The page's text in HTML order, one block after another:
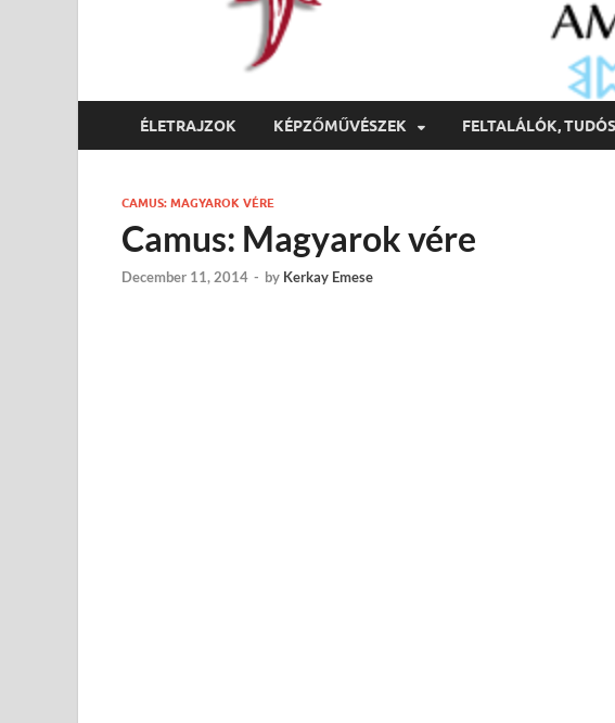
ÉLETRAJZOK KÉPZŐMŰVÉSZEK FELTALÁLÓK,
CAMUS: MAGYAROK VÉRE
Camus: Magyarok vére
December 11, 2014 - by Kerkay Emese